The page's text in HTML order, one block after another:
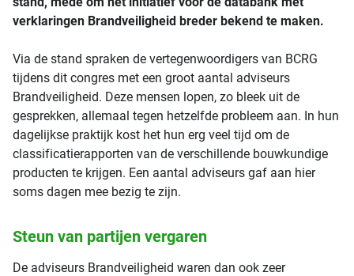
verklaringen Brandveiligheid breder bekend te maken.
Via de stand spraken de vertegenwoordigers van BCRG
tijdens dit congres met een groot aantal adviseurs
Brandveiligheid. Deze mensen lopen, zo bleek uit de
gesprekken, allemaal tegen hetzelfde probleem aan. In hun
dagelijkse praktijk kost het hun erg veel tijd om de
classificatierapporten van de verschillende bouwkundige
producten te krijgen. Een aantal adviseurs gaf aan hier
soms dagen mee bezig te zijn.
Steun van partijen vergaren
De adviseurs Brandveiligheid waren dan ook zeer